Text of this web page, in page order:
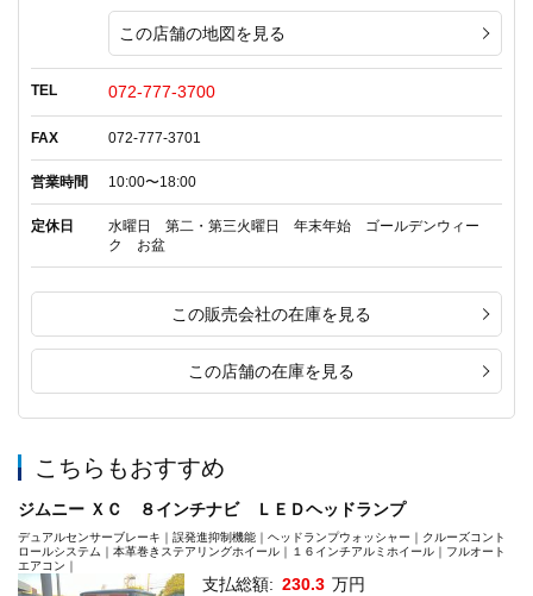
この店舗の地図を見る
TEL 072-777-3700
FAX 072-777-3701
営業時間 10:00〜18:00
定休日
水曜日 第二・第三火曜日 年末年始 ゴールデンウィー
ク お盆
この販売会社の在庫を見る
この店舗の在庫を見る
こちらもおすすめ
ジムニー ＸＣ ８インチナビ ＬＥＤヘッドランプ
デュアルセンサーブレーキ｜誤発進抑制機能｜ヘッドランプウォッシャー｜クルーズコント
ロールシステム｜本革巻きステアリングホイール｜１６インチアルミホイール｜フルオート
エアコン｜
支払総額: 230.3 万円